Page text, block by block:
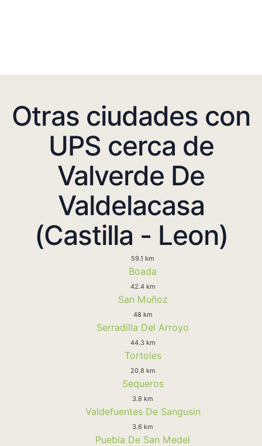
Otras ciudades con
UPS cerca de
Valverde De
Valdelacasa
(Castilla - Leon)
59.1 km
Boada
42.4 km
San Muñoz
48 km
Serradilla Del Arroyo
44.3 km
Tortoles
20.8 km
Sequeros
3.8 km
Valdefuentes De Sangusin
3.6 km
Puebla De San Medel